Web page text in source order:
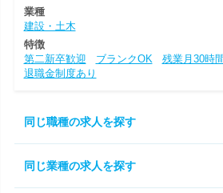
業種
建設・土木
特徴
第二新卒歓迎
ブランクOK 残業月30時
退職金制度あり
同じ職種の求人を探す
同じ業種の求人を探す